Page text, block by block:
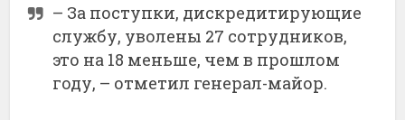
– За поступки, дискредитирующие
службу, уволены 27 сотрудников,
это на 18 меньше, чем в прошлом
году, – отметил генерал-майор.